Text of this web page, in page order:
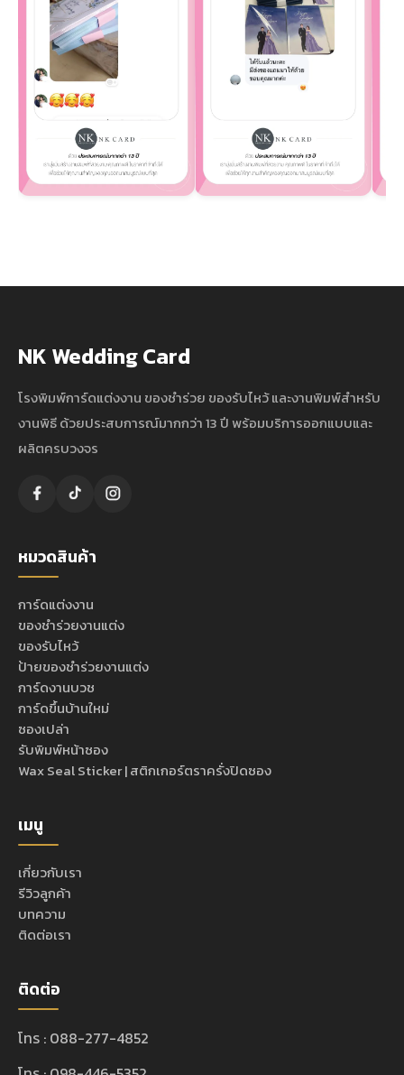
NK Wedding Card
โรงพิมพ์การ์ดแต่งงาน ของชำร่วย ของรับไหว้ และงานพิมพ์สำหรับ
งานพิธี ด้วยประสบการณ์มากกว่า 13 ปี พร้อมบริการออกแบบและ
ผลิตครบวงจร
หมวดสินค้า
การ์ดแต่งงาน
ของชำร่วยงานแต่ง
ของรับไหว้
ป้ายของชำร่วยงานแต่ง
การ์ดงานบวช
การ์ดขึ้นบ้านใหม่
ซองเปล่า
รับพิมพ์หน้าซอง
Wax Seal Sticker | สติกเกอร์ตราครั่งปิดซอง
เมนู
เกี่ยวกับเรา
รีวิวลูกค้า
บทความ
ติดต่อเรา
ติดต่อ
โทร : 088-277-4852